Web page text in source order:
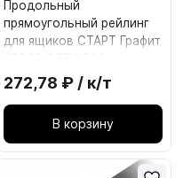
Продольный
прямоугольный рейлинг
для ящиков СТАРТ Графит
272,78 ₽ / к/т
В корзину